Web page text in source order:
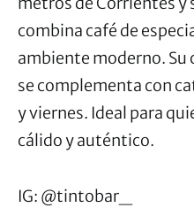
combina café de
ambiente moderno. Su
se complementa con
y viernes. Ideal para
cálido y auténtico.
IG: @tintobar_